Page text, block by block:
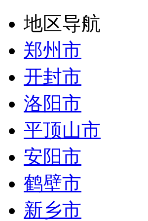
地区导航
郑州市
开封市
洛阳市
平顶山市
安阳市
鹤壁市
新乡市